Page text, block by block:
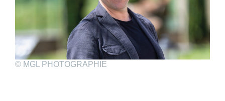
© MGL PHOTOGRAPHIE